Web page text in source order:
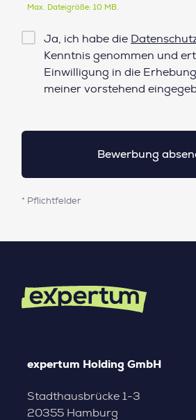
Max. Dateigröße: 10 MB.
Checkbox
Datenschutz*
Ja, ich habe die
Kenntnis genommen und
Einwilligung in die
meiner vorstehend
* Pflichtfelder
expertum Holding GmbH
Stadthausbrücke 1-3
20355 Hamburg